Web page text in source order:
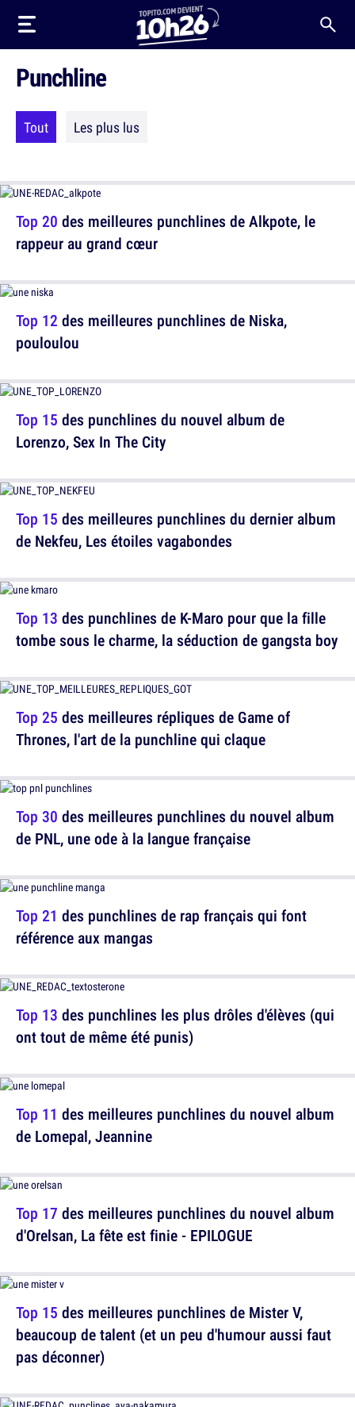
Punchline
Tout Les plus lus
Top 20 des meilleures punchlines de Alkpote, le
rappeur au grand cœur
Top 15 des punchlines du nouvel album de
Lorenzo, Sex In The City
Top 13 des punchlines de K-Maro pour que la fille
tombe sous le charme, la séduction de gangsta boy
Top 30 des meilleures punchlines du nouvel album
de PNL, une ode à la langue française
Top 13 des punchlines les plus drôles d'élèves (qui
ont tout de même été punis)
Top 17 des meilleures punchlines du nouvel album
d'Orelsan, La fête est finie - EPILOGUE
Top 12 des meilleures punchlines de Niska,
pouloulou
Top 15 des meilleures punchlines du dernier album
de Nekfeu, Les étoiles vagabondes
Top 25 des meilleures répliques de Game of
Thrones, l'art de la punchline qui claque
Top 21 des punchlines de rap français qui font
référence aux mangas
Top 11 des meilleures punchlines du nouvel album
de Lomepal, Jeannine
Top 15 des meilleures punchlines de Mister V,
beaucoup de talent (et un peu d'humour aussi faut
pas déconner)